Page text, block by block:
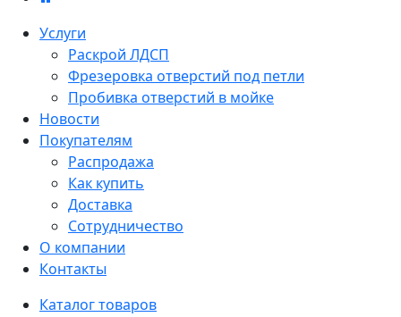
Услуги
Раскрой ЛДСП
Фрезеровка отверстий под петли
Пробивка отверстий в мойке
Новости
Покупателям
Распродажа
Как купить
Доставка
Сотрудничество
О компании
Контакты
Каталог товаров